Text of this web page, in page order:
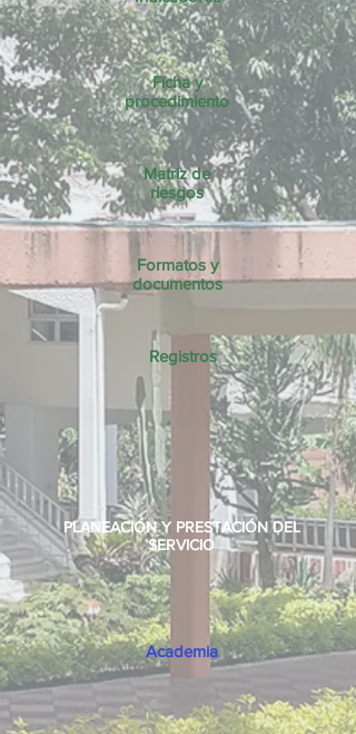
Ficha y
procedimiento
Matriz de
riesgos
Formatos y
documentos
Registros
PLANEACIÓN Y PRESTACIÓN DEL
SERVICIO
Academia